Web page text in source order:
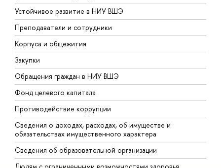
Устойчивое развитие в НИУ ВШЭ
Преподаватели и сотрудники
Корпуса и общежития
Закупки
Обращения граждан в НИУ ВШЭ
Фонд целевого капитала
Противодействие коррупции
Сведения о доходах, расходах, об имуществе и
обязательствах имущественного характера
Сведения об образовательной организации
Людям с ограниченными возможностями здоровья